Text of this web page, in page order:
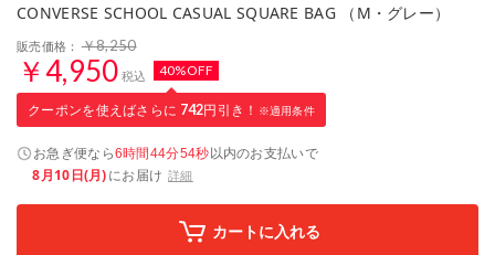
CONVERSE SCHOOL CASUAL SQUARE BAG （M・グレー）
販売価格： ￥8,250
￥4,950 税込 40%OFF
クーポンを使えばさらに 742円引き！ ※適用条件
お急ぎ便なら6時間44分53秒以内のお支払いで
8月10日(月)にお届け 詳細
カートに入れる